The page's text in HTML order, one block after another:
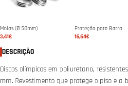
Molas (Ø 50mm)
3,41€
Proteção para Barra
16,64€
DESCRIÇÃO
Discos olímpicos em poliuretano,
mm. Revestimento que protege o piso e a